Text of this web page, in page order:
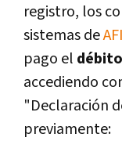
registro, los
sistemas de
pago el
accediendo
"Declaración
previamente: